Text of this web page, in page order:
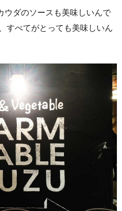
ウダのソースも美味しいんで
すべてがとっても美味しいん